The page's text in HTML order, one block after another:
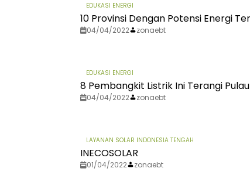
EDUKASI ENERGI
10 Provinsi Dengan Potensi Energi
04/04/2022 zonaebt
EDUKASI ENERGI
8 Pembangkit Listrik Ini Terangi
04/04/2022 zonaebt
LAYANAN SOLAR INDONESIA TENGAH
INECOSOLAR
01/04/2022 zonaebt